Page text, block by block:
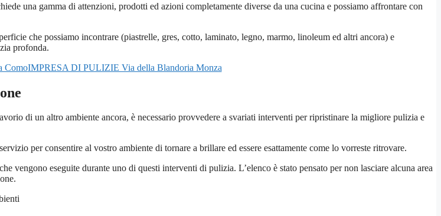
una gamma di attenzioni, prodotti ed azioni completamente diverse da una cucina e possiamo affrontare con
che possiamo incontrare (piastrelle, gres, cotto, laminato, legno, marmo, linoleum ed altri ancora) e
profonda.
IMPRESA DI PULIZIE Via della Blandoria Monza
di un altro ambiente ancora, è necessario provvedere a svariati interventi per ripristinare la migliore pulizia e
per consentire al vostro ambiente di tornare a brillare ed essere esattamente come lo vorreste ritrovare.
che vengono eseguite durante uno di questi interventi di pulizia. L’elenco è stato pensato per non lasciare alcuna area